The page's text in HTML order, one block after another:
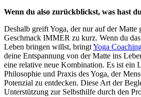
Wenn du also zurückblickst, was hast
Deshalb greift Yoga, der nur auf der Matte
Geschmack IMMER zu kurz. Wenn du
Leben bringen willst, bringtYoga
deine Entspannung von der Matte ins
eine relative neue Kombination. Es ist ein
Philosophie und Praxis des Yoga, der
Potenzial zu entdecken. Diese Art der
Unterstützung zur Selbsthilfe durch den